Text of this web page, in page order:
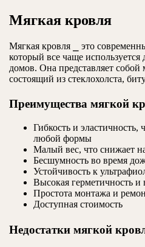
Мягкая кровля
Мягкая кровля ⎯ это
который все чаще
домов. Она представляет
состоящий из стеклохолста,
Преимущества мягкой
Гибкость и
любой формы
Малый вес, что снижает
Бесшумность во время
Устойчивость к
Высокая герметичность и
Простота монтажа и
Доступная стоимость
Недостатки мягкой